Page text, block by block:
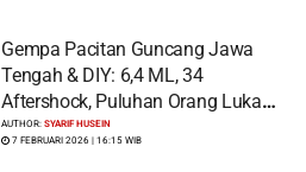
Gempa Pacitan Guncang Jawa
Tengah & DIY: 6,4 ML, 34
Aftershock, Puluhan Orang Luka
dan Ratusan Bangunan Rusak
AUTHOR:SYARIF HUSEIN
7 FEBRUARI 2026 | 16:15 WIB